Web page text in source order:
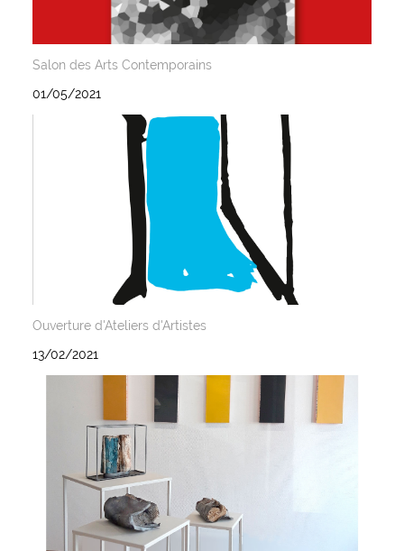
Salon des Arts Contemporains
01/05/2021
Ouverture d'Ateliers d'Artistes
13/02/2021